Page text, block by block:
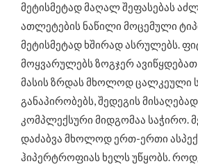
მეტისმეტად მაღალ შეფასებას
ათლეტების ნაწილი მოცემული
მეტისმეტად ხშირად ასრულებს.
მოყვარულებს ზოგჯერ
მასის ზრდას მხოლოდ ცალკეული
განაპირობებს, შედეგის
კომპლექსური მიდგომაა საჭირო.
დაძაბვა მხოლოდ ერთ-ერთი
ჰიპერტროფიას ხელს უწყობს.